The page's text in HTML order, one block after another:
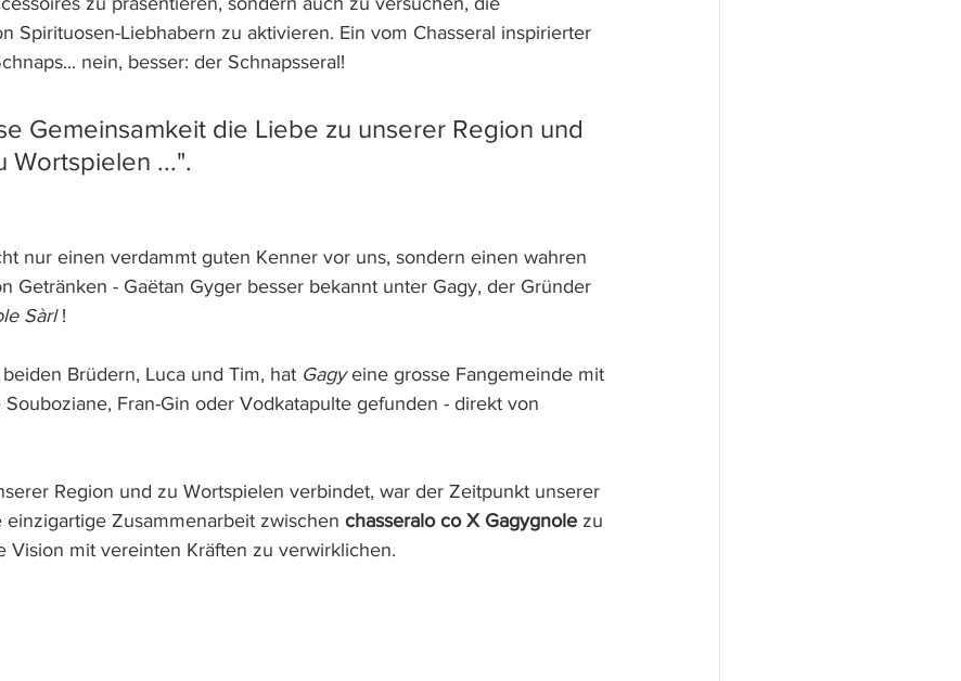
Spirituosen-Liebhabern zu aktivieren. Ein vom Chasseral inspirierter
nein, besser: der Schnapsseral!
Gemeinsamkeit die Liebe zu unserer Region und
Wortspielen ...".
nur einen verdammt guten Kenner vor uns, sondern einen wahren
Getränken - Gaëtan Gyger besser bekannt unter Gagy, der Gründer
Sàrl !
Brüdern, Luca und Tim, hat Gagy eine grosse Fangemeinde mit
Fran-Gin oder Vodkatapulte gefunden - direkt von
Region und zu Wortspielen verbindet, war der Zeitpunkt unserer
Zusammenarbeit zwischen chasseralo co X Gagygnole zu
Vision mit vereinten Kräften zu verwirklichen.